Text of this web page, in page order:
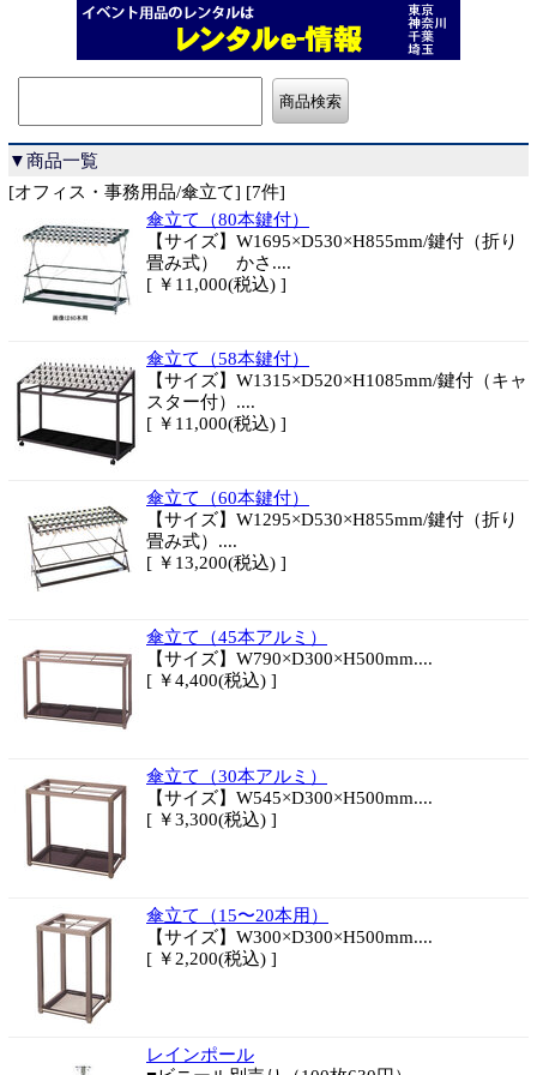
▼商品一覧
[オフィス・事務用品/傘立て] [7件]
傘立て（80本鍵付）
【サイズ】W1695×D530×H855mm/鍵付（折り
畳み式） かさ....
[ ￥11,000(税込) ]
傘立て（58本鍵付）
【サイズ】W1315×D520×H1085mm/鍵付（キャ
スター付）....
[ ￥11,000(税込) ]
傘立て（60本鍵付）
【サイズ】W1295×D530×H855mm/鍵付（折り
畳み式）....
[ ￥13,200(税込) ]
傘立て（45本アルミ）
【サイズ】W790×D300×H500mm....
[ ￥4,400(税込) ]
傘立て（30本アルミ）
【サイズ】W545×D300×H500mm....
[ ￥3,300(税込) ]
傘立て（15〜20本用）
【サイズ】W300×D300×H500mm....
[ ￥2,200(税込) ]
レインポール